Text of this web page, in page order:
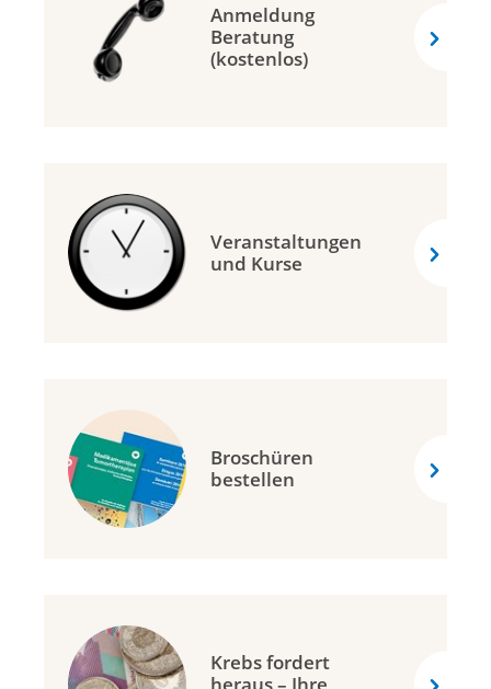
Anmeldung
Beratung
(kostenlos)
Veranstaltungen
und Kurse
Broschüren
bestellen
Krebs fordert
heraus – Ihre